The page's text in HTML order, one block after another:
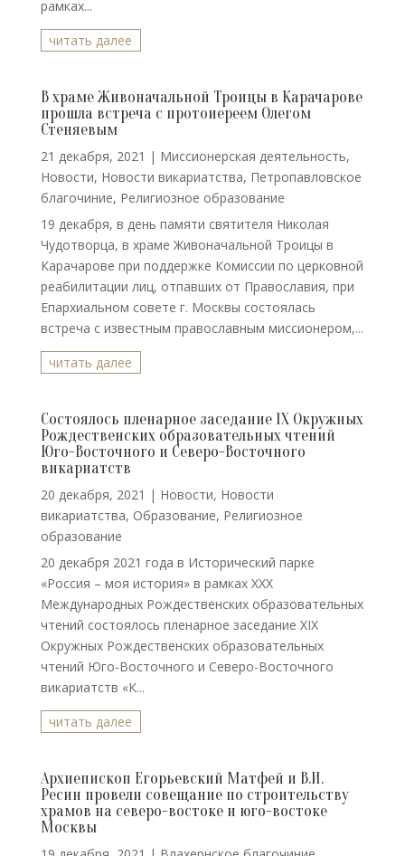
рамках...
читать далее
В храме Живоначальной Троицы в Карачарове
прошла встреча с протоиереем Олегом
Стеняевым
21 декабря, 2021 | Миссионерская деятельность,
Новости, Новости викариатства, Петропавловское
благочиние, Религиозное образование
19 декабря, в день памяти святителя Николая
Чудотворца, в храме Живоначальной Троицы в
Карачарове при поддержке Комиссии по церковной
реабилитации лиц, отпавших от Православия, при
Епархиальном совете г. Москвы состоялась
встреча с известным православным миссионером,...
читать далее
Состоялось пленарное заседание IX Окружных
Рождественских образовательных чтений
Юго-Восточного и Северо-Восточного
викариатств
20 декабря, 2021 | Новости, Новости
викариатства, Образование, Религиозное
образование
20 декабря 2021 года в Исторический парке
«Россия – моя история» в рамках XXX
Международных Рождественских образовательных
чтений состоялось пленарное заседание XIX
Окружных Рождественских образовательных
чтений Юго-Восточного и Северо-Восточного
викариатств «К...
читать далее
Архиепископ Егорьевский Матфей и В.И.
Ресин провели совещание по строительству
храмов на северо-востоке и юго-востоке
Москвы